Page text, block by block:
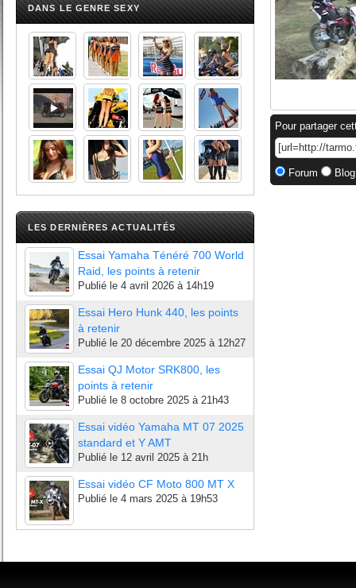
DANS LE GENRE SEXY
LES DERNIÈRES ACTUALITÉS
Essai Yamaha Ténéré 700 World
Raid, les points à retenir
Publié le 4 avril 2026 à 14h19
Essai Hero Hunk 440, les points
à retenir
Publié le 20 décembre 2025 à 12h27
Essai QJ Motor SRK800, les
points à retenir
Publié le 8 octobre 2025 à 21h43
Essai vidéo Yamaha MT 07 2025
standard et Y AMT
Publié le 12 avril 2025 à 21h
Essai vidéo CF Moto 800 MT X
Publié le 4 mars 2025 à 19h53
Pour partager
Forum